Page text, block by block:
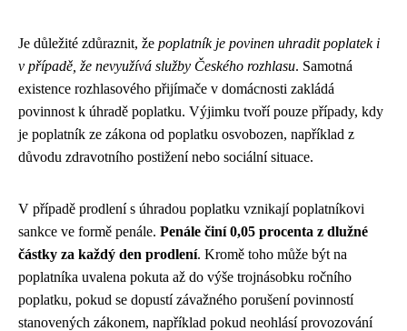
Je důležité zdůraznit, že poplatník je povinen uhradit poplatek i
v případě, že nevyužívá služby Českého rozhlasu. Samotná
existence rozhlasového přijímače v domácnosti zakládá
povinnost k úhradě poplatku. Výjimku tvoří pouze případy, kdy
je poplatník ze zákona od poplatku osvobozen, například z
důvodu zdravotního postižení nebo sociální situace.
V případě prodlení s úhradou poplatku vznikají poplatníkovi
sankce ve formě penále. Penále činí 0,05 procenta z dlužné
částky za každý den prodlení. Kromě toho může být na
poplatníka uvalena pokuta až do výše trojnásobku ročního
poplatku, pokud se dopustí závažného porušení povinností
stanovených zákonem, například pokud neohlásí provozování